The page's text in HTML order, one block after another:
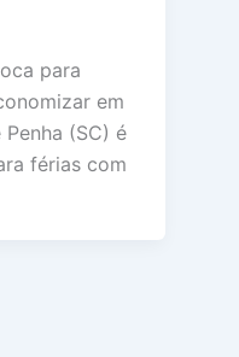
para
em
(SC) é
férias com